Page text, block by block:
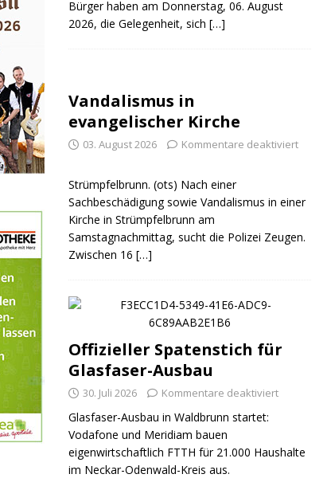
Bürger haben am Donnerstag, 06. August
2026, die Gelegenheit, sich […]
Vandalismus in
evangelischer Kirche
03. August 2026 Kommentare deaktiviert
Strümpfelbrunn. (ots) Nach einer
Sachbeschädigung sowie Vandalismus in einer
Kirche in Strümpfelbrunn am
Samstagnachmittag, sucht die Polizei Zeugen.
Zwischen 16 […]
Offizieller Spatenstich für
Glasfaser-Ausbau
30. Juli 2026 Kommentare deaktiviert
Glasfaser-Ausbau in Waldbrunn startet:
Vodafone und Meridiam bauen
eigenwirtschaftlich FTTH für 21.000 Haushalte
im Neckar-Odenwald-Kreis aus.